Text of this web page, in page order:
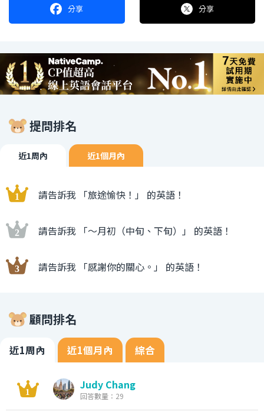
分享 分享
提問排名
近1周內 近1個月內
請告訴我 「旅途愉快！」 的英語！
請告訴我 「〜月初（中旬、下旬）」 的英語！
請告訴我 「感謝你的關心。」 的英語！
顧問排名
近1周內 近1個月內 綜合
Judy Chang
回答數量：29